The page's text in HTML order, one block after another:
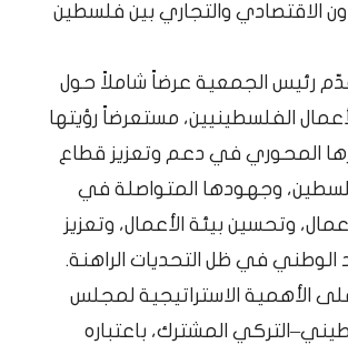
الاقتصادي والتجاري بين فلسطين
قدّم رئيس الجمعية عرضاً شاملاً حول
الفلسطينيين، مستعرضاً رؤيتها
المحوري في دعم وتعزيز قطاع
وجهودها المتواصلة في
وتحسين بيئة الأعمال، وتعزيز
الوطني في ظل التحديات الراهنة.
الأهمية الاستراتيجية لمجلس
المشترك، باعتباره